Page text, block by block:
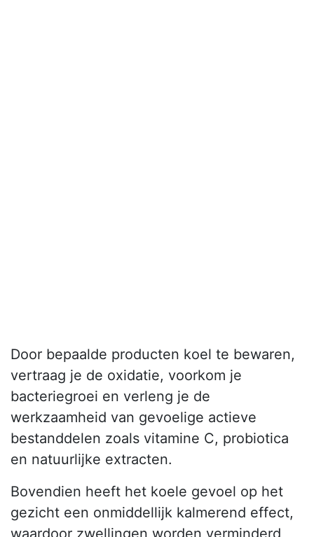
Door bepaalde producten koel te bewaren,
vertraag je de oxidatie, voorkom je
bacteriegroei en verleng je de
werkzaamheid van gevoelige actieve
bestanddelen zoals vitamine C, probiotica
en natuurlijke extracten.
Bovendien heeft het koele gevoel op het
gezicht een onmiddellijk kalmerend effect,
waardoor zwellingen worden verminderd,